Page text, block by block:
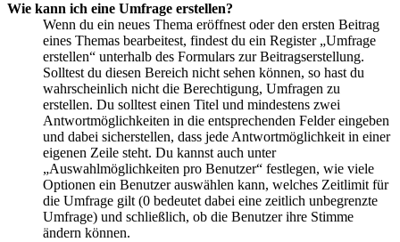
Wie kann ich eine Umfrage erstellen?
Wenn du ein neues Thema eröffnest oder den ersten Beitrag
eines Themas bearbeitest, findest du ein Register „Umfrage
erstellen“ unterhalb des Formulars zur Beitragserstellung.
Solltest du diesen Bereich nicht sehen können, so hast du
wahrscheinlich nicht die Berechtigung, Umfragen zu
erstellen. Du solltest einen Titel und mindestens zwei
Antwortmöglichkeiten in die entsprechenden Felder eingeben
und dabei sicherstellen, dass jede Antwortmöglichkeit in einer
eigenen Zeile steht. Du kannst auch unter
„Auswahlmöglichkeiten pro Benutzer“ festlegen, wie viele
Optionen ein Benutzer auswählen kann, welches Zeitlimit für
die Umfrage gilt (0 bedeutet dabei eine zeitlich unbegrenzte
Umfrage) und schließlich, ob die Benutzer ihre Stimme
ändern können.